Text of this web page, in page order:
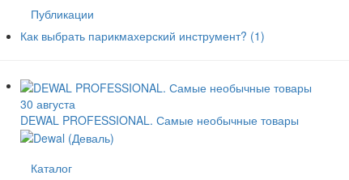
Публикации
Как выбрать парикмахерский инструмент? (1)
30 августа
DEWAL PROFESSIONAL. Самые необычные товары
Каталог